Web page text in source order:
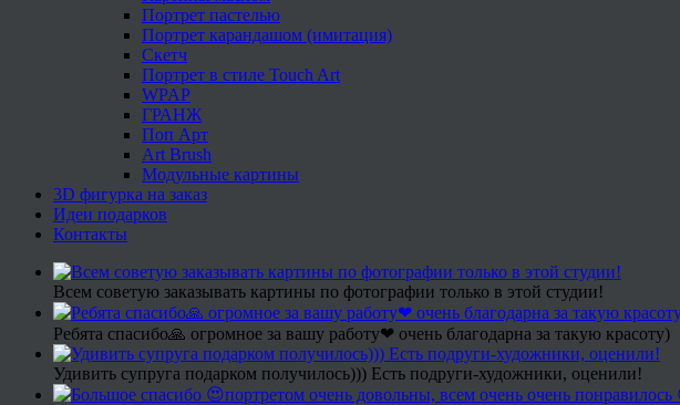
Портрет пастелью
Портрет карандашом (имитация)
Скетч
Портрет в стиле Touch Art
WPAP
ГРАНЖ
Поп Арт
Art Brush
Модульные картины
3D фигурка на заказ
Идеи подарков
Контакты
Всем советую заказывать картины по фотографии только в этой студии!
Ребята спасибо🙏 огромное за вашу работу❤ очень благодарна за такую красоту)
Удивить супруга подарком получилось))) Есть подруги-художники, оценили!